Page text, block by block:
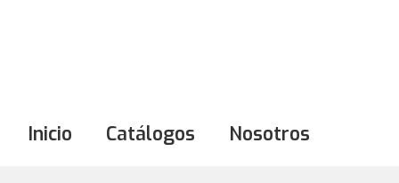
Inicio Catálogos Nosotros